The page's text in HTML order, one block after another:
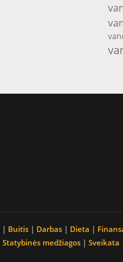
| Buitis | Darbas | Dieta |
Statybinės medžiagos | Sveikata